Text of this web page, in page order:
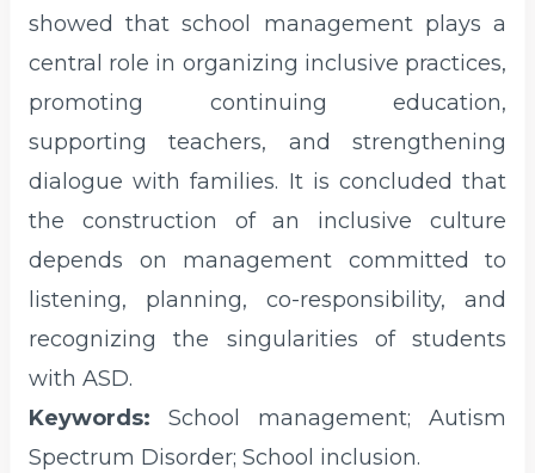
showed that school management plays a
central role in organizing inclusive practices,
promoting continuing education,
supporting teachers, and strengthening
dialogue with families. It is concluded that
the construction of an inclusive culture
depends on management committed to
listening, planning, co-responsibility, and
recognizing the singularities of students
with ASD.
Keywords: School management; Autism
Spectrum Disorder; School inclusion.